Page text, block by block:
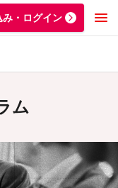
み・ログイン
ム